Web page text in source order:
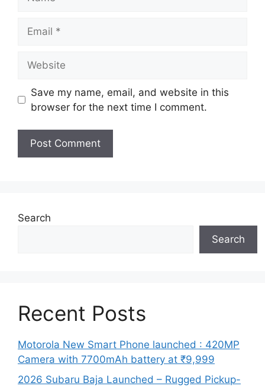
Save my name, email, and website in this
browser for the next time I comment.
Search
Search
Recent Posts
Motorola New Smart Phone launched : 420MP
Camera with 7700mAh battery at ₹9,999
2026 Subaru Baja Launched – Rugged Pickup-